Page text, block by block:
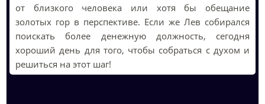
от близкого человека или хотя бы обещание
золотых гор в перспективе. Если же Лев собирался
поискать более денежную должность, сегодня
хороший день для того, чтобы собраться с духом и
решиться на этот шаг!